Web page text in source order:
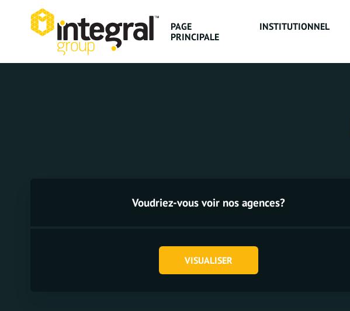
PAGE
PRINCIPALE
INSTITUTIONNEL
Voudriez-vous voir nos agences?
VISUALISER